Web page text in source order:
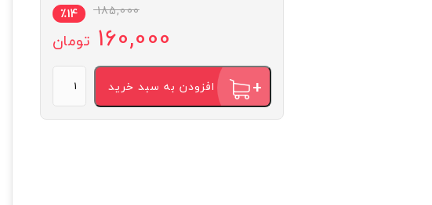
٪14 185,000
160,000 تومان
افزودن به سبد خرید